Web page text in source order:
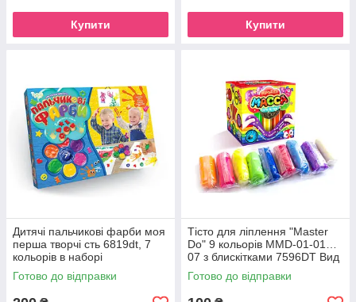
Купити Купити
Дитячі пальчикові фарби моя
перша творчі сть 6819dt, 7
кольорів в наборі
Готово до відправки
Тісто для ліплення "Master
Do" 9 кольорів MMD-01-01…
07 з блискітками 7596DT Вид
1
Готово до відправки